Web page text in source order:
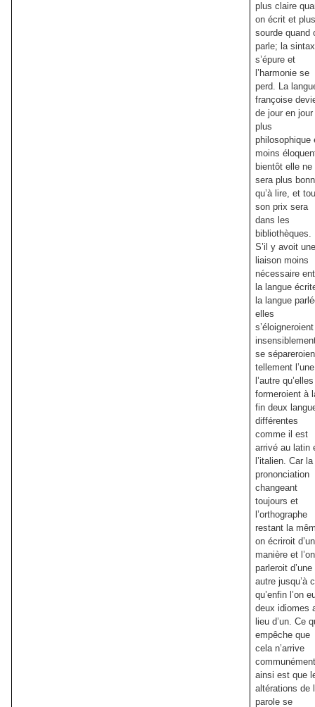
plus claire
on écrit et
sourde quand
parle; la
s’épure et
l’harmonie se
perd. La
françoise
de jour en jour
plus
philosophique
moins
bientôt elle ne
sera plus
qu’à lire, et
son prix sera
dans les
bibliothèques.
S’il y avoit
liaison moins
nécessaire
la langue
la langue
elles
s’éloigneroient
se
tellement
l’autre qu’elles
formeroient à
fin deux
différentes
comme il est
arrivé au latin
l’italien. Car la
prononciation
changeant
toujours et
l’orthographe
restant la
on écriroit
manière et l’on
parleroit d’une
autre jusqu’à
qu’enfin l’on
deux idiomes
lieu d’un. Ce
empêche que
cela n’arrive
ainsi est que
altérations de
parole se